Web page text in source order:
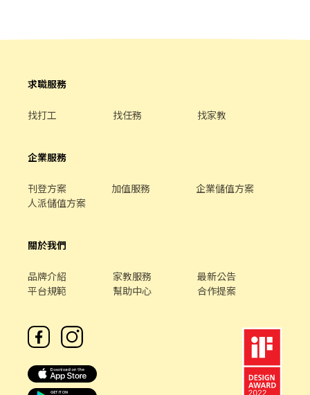
路19號1樓 楊梅楊新 - 智取店：桃園市楊梅區楊新北路269-5號 楊梅
桃園市觀音區文中路2號1樓 觀音建國 - 智取店：桃園市觀音區建國
屋中山店 - 桃園市新屋區中山路339號1樓 🔹【楊梅區】 楊梅三民店
桃園市楊梅區瑞梅街188號1樓 楊梅萬大店 - 桃園市楊梅區萬大路75
樓 - ▸加入快速回覆📞：https://lin.ee/bWWeLDF ▸ 朱專員：
@edb4445b ▸ 留言姓名✚電話✚職缺截圖，應徵蝦皮門市💗 ✨無須
求職服務
找打工 找任務 找家教
企業服務
刊登方案 加值服務
企業儲值方案
人派儲值方案
關於我們
品牌介紹 家教服務
最新公告
平台規範
幫助中心 合作提案